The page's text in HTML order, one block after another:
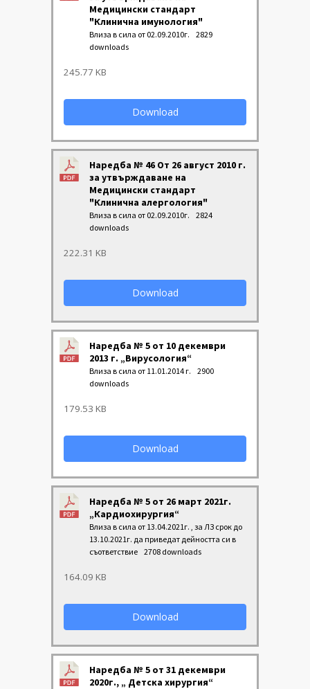
Медицински стандарт
"Клинична имунология"
Влиза в сила от 02.09.2010г.
2829
downloads
245.77 KB
Download
Наредба № 46 От 26 август 2010 г.
за утвърждаване на
Медицински стандарт
"Клинична алергология"
Влиза в сила от 02.09.2010г.
2824
downloads
222.31 KB
Download
Наредба № 5 от 10 декември
2013 г. „Вирусология“
Влиза в сила от 11.01.2014 г.
2900
downloads
179.53 KB
Download
Наредба № 5 от 26 март 2021г.
„Кардиохирургия“
Влиза в сила от 13.04.2021г. , за ЛЗ срок до
13.10.2021г. да приведат дейността си в
съответствие 2708 downloads
164.09 KB
Download
Наредба № 5 от 31 декември
2020г., „ Детска хирургия“